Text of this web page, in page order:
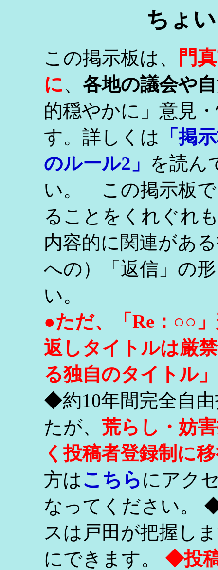
ちょ
この掲示板は、
門
に、 各地の議会や
的穏やかに」意見
す。詳しくは
「掲
のルール2」 を読ん
い。 この掲示板で
ることをくれぐれ
内容的に関連があ
への）「返信」の
い。
●ただ、「Re：○○
返しタイトルは厳
る独自のタイトル
◆約10年間完全自
たが、 荒らし・妨
く投稿者登録制に
方はこちらにアク
なってください。
スは戸田が把握し
にできます。 ◆投